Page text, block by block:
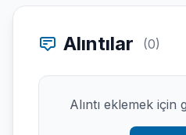
Alıntılar (0)
Alıntı eklemek için